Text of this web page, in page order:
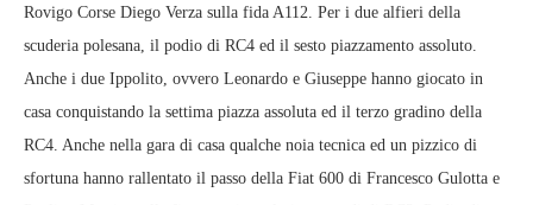
Rovigo Corse Diego Verza sulla fida A112. Per i due alfieri della
scuderia polesana, il podio di RC4 ed il sesto piazzamento assoluto.
Anche i due Ippolito, ovvero Leonardo e Giuseppe hanno giocato in
casa conquistando la settima piazza assoluta ed il terzo gradino della
RC4. Anche nella gara di casa qualche noia tecnica ed un pizzico di
sfortuna hanno rallentato il passo della Fiat 600 di Francesco Gulotta e